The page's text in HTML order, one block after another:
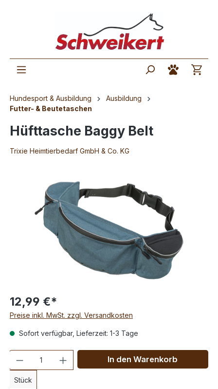
Hundesport & Ausbildung
Ausbildung
Futter- & Beutetaschen
Hüfttasche Baggy Belt
Trixie Heimtierbedarf GmbH & Co. KG
12,99 €*
Preise inkl. MwSt. zzgl. Versandkosten
Sofort verfügbar, Lieferzeit: 1-3 Tage
Anzahl
Stück
In den Warenkorb